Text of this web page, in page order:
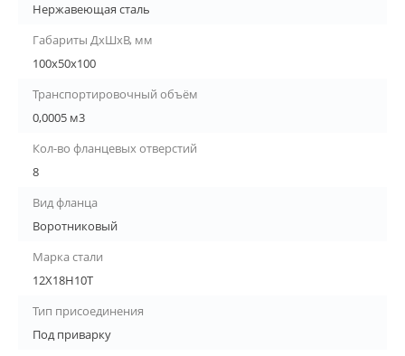
Нержавеющая сталь
Габариты ДхШхВ, мм
100х50х100
Транспортировочный объём
0,0005 м3
Кол-во фланцевых отверстий
8
Вид фланца
Воротниковый
Марка стали
12Х18Н10Т
Тип присоединения
Под приварку